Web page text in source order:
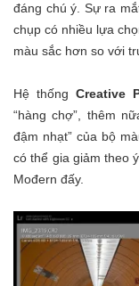
đáng chú ý. Sự ra
chụp có nhiều lựa
màu sắc hơn so với
Hệ thống Creative
“hàng chợ”, thêm
đậm nhạt” của bộ
có thể gia giảm theo
Mođern đấy.